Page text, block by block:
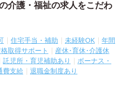
介護・福祉の求人をこだわ
住宅手当・補助 未経験OK
年間
取得サポート
産休･育休･介護休
託児所・育児補助あり
ボーナス・
費支給 退職金制度あり